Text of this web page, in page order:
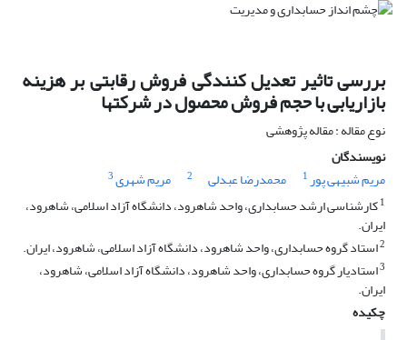
بررسی تاثیر تعدیل کنندگی فروش رقابتی بر هزینه
بازاریابی با حجم فروش محصول در شرکتها
نوع مقاله : مقاله پژوهشی
نویسندگان
مریم شبیهی پور1 محمدرضا عبدلی 2 مریم شهری3
1کارشناسی ارشد حسابداری، واحد شاهرود، دانشگاه آزاد اسلامی، شاهرود،
ایران.
2استاد گروه حسابداری، واحد شاهرود، دانشگاه آزاد اسلامی، شاهرود، ایران.
3استادیار گروه حسابداری، واحد شاهرود، دانشگاه آزاد اسلامی، شاهرود،
ایران.
چکیده